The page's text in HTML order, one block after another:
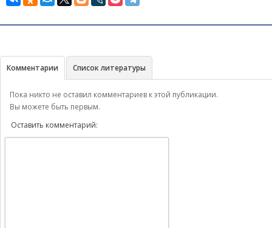
Комментарии Список литературы
Пока никто не оставил комментариев к этой публикации.
Вы можете быть первым.
Оставить комментарий: